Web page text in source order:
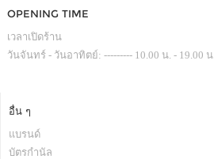
OPENING TIME
เวลาเปิดร้าน
วันจันทร์ - วันอาทิตย์: --------- 10.00 น. - 19.00 น.
อื่น ๆ
แบรนด์
บัตรกำนัล